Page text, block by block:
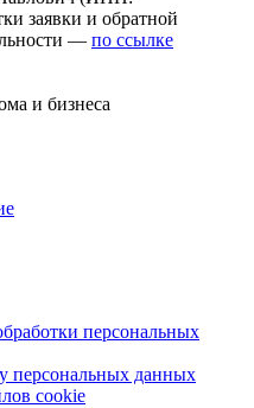
заявки и обратной
— по ссылке
и бизнеса
персональных
персональных данных
cookie